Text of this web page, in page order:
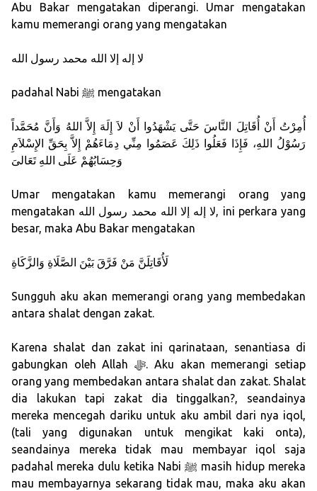
Abu Bakar mengatakan diperangi. Umar mengatakan
kamu memerangi orang yang mengatakan
لا إله إلا الله محمد رسول الله
padahal Nabi ﷺ mengatakan
أُمِرْتُ أَنْ أُقَاتِلَ النَّاسَ حَتَّى يَشْهَدُوا أَنْ لاَ إِلَهَ إِلاَّ اللهُ وَأَنَّ مُحَمَّداً
رَسُوْلُ اللهِ، فَإِذَا فَعَلُوا ذَلِكَ عَصَمُوا مِنِّي دِمَاءَهُمْ إِلاَّ بِحَقِّ الإِسْلاَمِ
وَحِسَابُهُمْ عَلَى اللهِ تَعَالىَ
Umar mengatakan kamu memerangi orang yang
mengatakan لا إله إلا الله محمد رسول الله, ini perkara yang
besar, maka Abu Bakar mengatakan
لَأُقَاتِلَنَّ مَنْ فَرَّقَ بَيْنَ الصَّلَاةِ وَالزَّكَاةِ
Sungguh aku akan memerangi orang yang membedakan
antara shalat dengan zakat.
Karena shalat dan zakat ini qarinataan, senantiasa di
gabungkan oleh Allah ﷻ. Aku akan memerangi setiap
orang yang membedakan antara shalat dan zakat. Shalat
dia lakukan tapi zakat dia tinggalkan?, seandainya
mereka mencegah dariku untuk aku ambil dari nya iqol,
(tali yang digunakan untuk mengikat kaki onta),
seandainya mereka tidak mau membayar iqol saja
padahal mereka dulu ketika Nabi ﷺ masih hidup mereka
mau membayarnya sekarang tidak mau, maka aku akan